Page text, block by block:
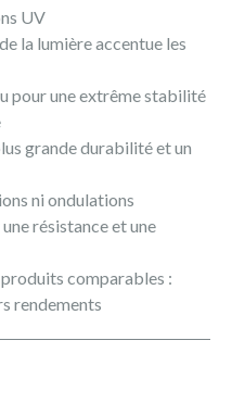
UV
la lumière accentue les
pour une extrême stabilité
grande durabilité et un
ni ondulations
résistance et une
comparables :
rendements